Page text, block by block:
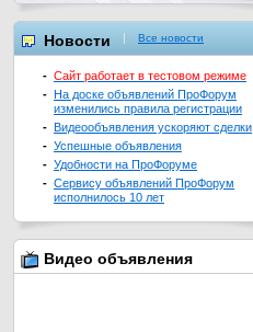
Новости Все новости
- Сайт работает в тестовом режиме
- На доске объявлений ПроФорум
изменились правила регистрации
- Видеообъявления ускоряют сделки
- Успешные объявления
- Удобности на ПроФоруме
- Сервису объявлений ПроФорум
исполнилось 10 лет
Видео объявления